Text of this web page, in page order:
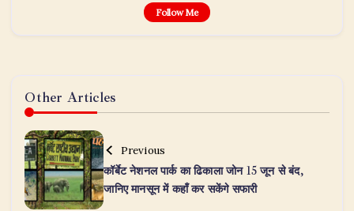
Follow Me
Other Articles
Previous
कॉर्बेट नेशनल पार्क का ढिकाला जोन 15 जून से बंद,
जानिए मानसून में कहाँ कर सकेंगे सफारी